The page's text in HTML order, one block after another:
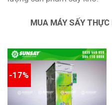
MUA MÁY SẤY
-17%